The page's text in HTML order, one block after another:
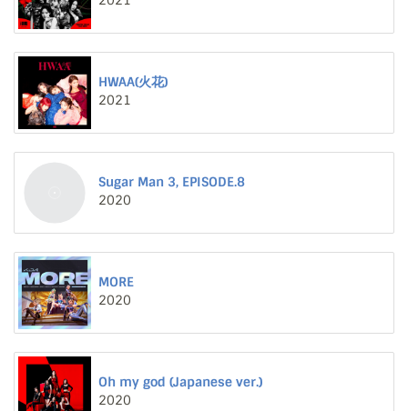
HWAA(火花)
2021
Sugar Man 3, EPISODE.8
2020
MORE
2020
Oh my god (Japanese ver.)
2020